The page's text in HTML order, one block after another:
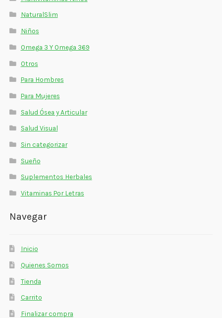
NaturalSlim
Niños
Omega 3 Y Omega 369
Otros
Para Hombres
Para Mujeres
Salud Ósea y Articular
Salud Visual
Sin categorizar
Sueño
Suplementos Herbales
Vitaminas Por Letras
Navegar
Inicio
Quienes Somos
Tienda
Carrito
Finalizar compra